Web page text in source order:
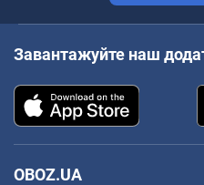
Завантажуйте наш
OBOZ.UA